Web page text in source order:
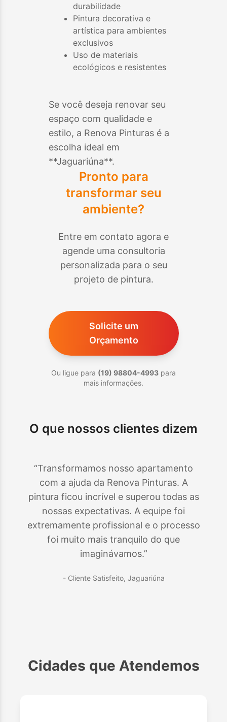
durabilidade
Pintura decorativa e
artística para ambientes
exclusivos
Uso de materiais
ecológicos e resistentes
Se você deseja renovar seu
espaço com qualidade e
estilo, a Renova Pinturas é a
escolha ideal em
**Jaguariúna**.
Pronto para
transformar seu
ambiente?
Entre em contato agora e
agende uma consultoria
personalizada para o seu
projeto de pintura.
Solicite um
Orçamento
Ou ligue para (19) 98804-4993 para
mais informações.
O que nossos clientes dizem
“Transformamos nosso apartamento
com a ajuda da Renova Pinturas. A
pintura ficou incrível e superou todas as
nossas expectativas. A equipe foi
extremamente profissional e o processo
foi muito mais tranquilo do que
imaginávamos.”
- Cliente Satisfeito, Jaguariúna
Cidades que Atendemos